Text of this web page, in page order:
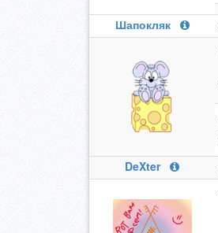
Шапокляк
DeXter